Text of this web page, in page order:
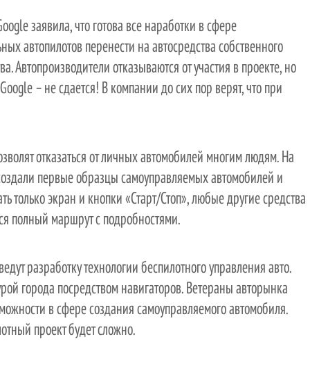
заявила, что готова все наработки в сфере
автопилотов перенести на автосредства собственного
Автопроизводители отказываются от участия в проекте, но
– не сдается! В компании до сих пор верят, что при
отказаться от личных автомобилей многим людям. На
первые образцы самоуправляемых автомобилей и
только экран и кнопки «Старт/Стоп», любые другие средства
полный маршрут с подробностями.
разработку технологии беспилотного управления авто.
города посредством навигаторов. Ветераны авторынка
в сфере создания самоуправляемого автомобиля.
проект будет сложно.